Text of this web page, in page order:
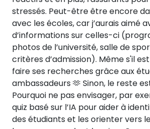
stressés. Peut-être être encore
avec les écoles, car j’aurais aimé
d’informations sur celles-ci
photos de l’université, salle de
critères d’admission). Même s'il
faire ses recherches grâce aux
ambassadeurs 🫶 Sinon, le reste
Pourquoi ne pas envisager, par
quiz basé sur l’IA pour aider à
des étudiants et les orienter vers